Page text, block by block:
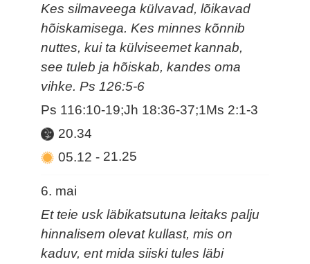
Kes silmaveega külvavad, lõikavad
hõiskamisega. Kes minnes kõnnib
nuttes, kui ta külviseemet kannab,
see tuleb ja hõiskab, kandes oma
vihke. Ps 126:5-6
Ps 116:10-19;Jh 18:36-37;1Ms 2:1-3
20.34
05.12- 21.25
6. mai
Et teie usk läbikatsutuna leitaks palju
hinnalisem olevat kullast, mis on
kaduv, ent mida siiski tules läbi